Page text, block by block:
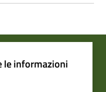
le informazioni